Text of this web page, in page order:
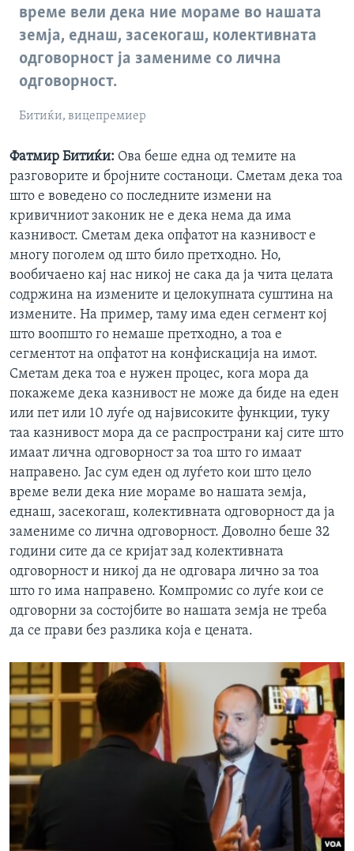
време вели дека ние мораме во нашата
земја, еднаш, засекогаш, колективната
одговорност ја замениме со лична
одговорност.
Битиќи, вицепремиер
Фатмир Битиќи: Ова беше една од темите на
разговорите и бројните состаноци. Сметам дека тоа
што е воведено со последните измени на
кривичниот законик не е дека нема да има
казнивост. Сметам дека опфатот на казнивост е
многу поголем од што било претходно. Но,
вообичаено кај нас никој не сака да ја чита целата
содржина на измените и целокупната суштина на
измените. На пример, таму има еден сегмент кој
што воопшто го немаше претходно, а тоа е
сегментот на опфатот на конфискација на имот.
Сметам дека тоа е нужен процес, кога мора да
покажеме дека казнивост не може да биде на еден
или пет или 10 луѓе од највисоките функции, туку
таа казнивост мора да се распространи кај сите што
имаат лична одговорност за тоа што го имаат
направено. Јас сум еден од луѓето кои што цело
време вели дека ние мораме во нашата земја,
еднаш, засекогаш, колективната одговорност да ја
замениме со лична одговорност. Доволно беше 32
години сите да се кријат зад колективната
одговорност и никој да не одговара лично за тоа
што го има направено. Компромис со луѓе кои се
одговорни за состојбите во нашата земја не треба
да се прави без разлика која е цената.